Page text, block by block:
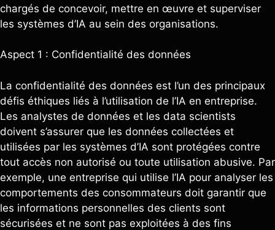
chargés de concevoir, mettre en œuvre et superviser
les systèmes d’IA au sein des organisations.
Aspect 1 : Confidentialité des données
La confidentialité des données est l’un des principaux
défis éthiques liés à l’utilisation de l’IA en entreprise.
Les analystes de données et les data scientists
doivent s’assurer que les données collectées et
utilisées par les systèmes d’IA sont protégées contre
tout accès non autorisé ou toute utilisation abusive. Par
exemple, une entreprise qui utilise l’IA pour analyser les
comportements des consommateurs doit garantir que
les informations personnelles des clients sont
sécurisées et ne sont pas exploitées à des fins